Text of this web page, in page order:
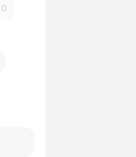
0